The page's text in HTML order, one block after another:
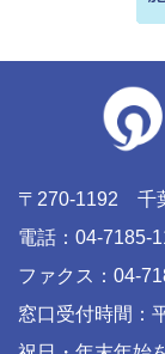
〒270-1192 千
電話：04-7185-
ファクス：04-
窓口受付時間：